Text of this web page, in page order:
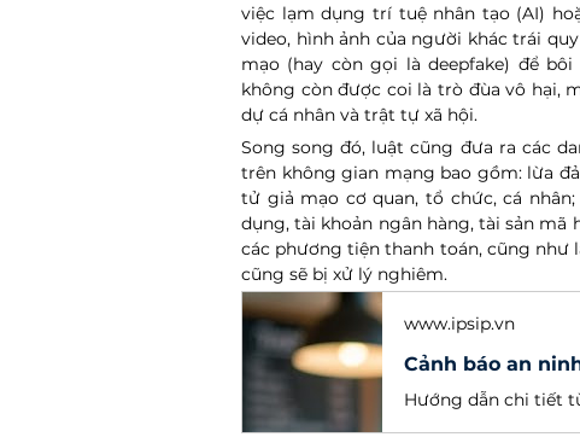
việc lạm dụng trí tuệ nhân tạo (AI)
video, hình ảnh của người khác trái
mạo (hay còn gọi là deepfake) để
không còn được coi là trò đùa vô hại,
dự cá nhân và trật tự xã hội.
Song song đó, luật cũng đưa ra các
trên không gian mạng bao gồm: lừa
tử giả mạo cơ quan, tổ chức, cá
dụng, tài khoản ngân hàng, tài sản mã
các phương tiện thanh toán, cũng
cũng sẽ bị xử lý nghiêm.
www.ipsip.vn